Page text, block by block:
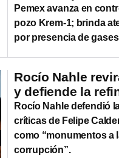
Pemex avanza en
pozo Krem-1; brinda
por presencia de
Rocío Nahle
y defiende la
Rocío Nahle defendió
críticas de Felipe
como “monumentos a
corrupción”.